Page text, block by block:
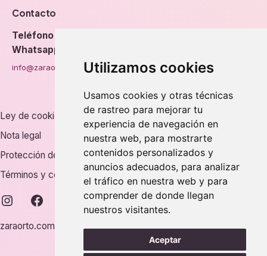
Utilizamos cookies
Usamos cookies y otras técnicas
de rastreo para mejorar tu
experiencia de navegación en
nuestra web, para mostrarte
contenidos personalizados y
anuncios adecuados, para analizar
el tráfico en nuestra web y para
comprender de donde llegan
nuestros visitantes.
Aceptar
Contacto
Teléfono
Whatsapp
info@zaraorto.com
zaraorto.com © 2026.
Ley de cookies
Nota legal
Protección de datos
Términos y condiciones
instagramfacebook